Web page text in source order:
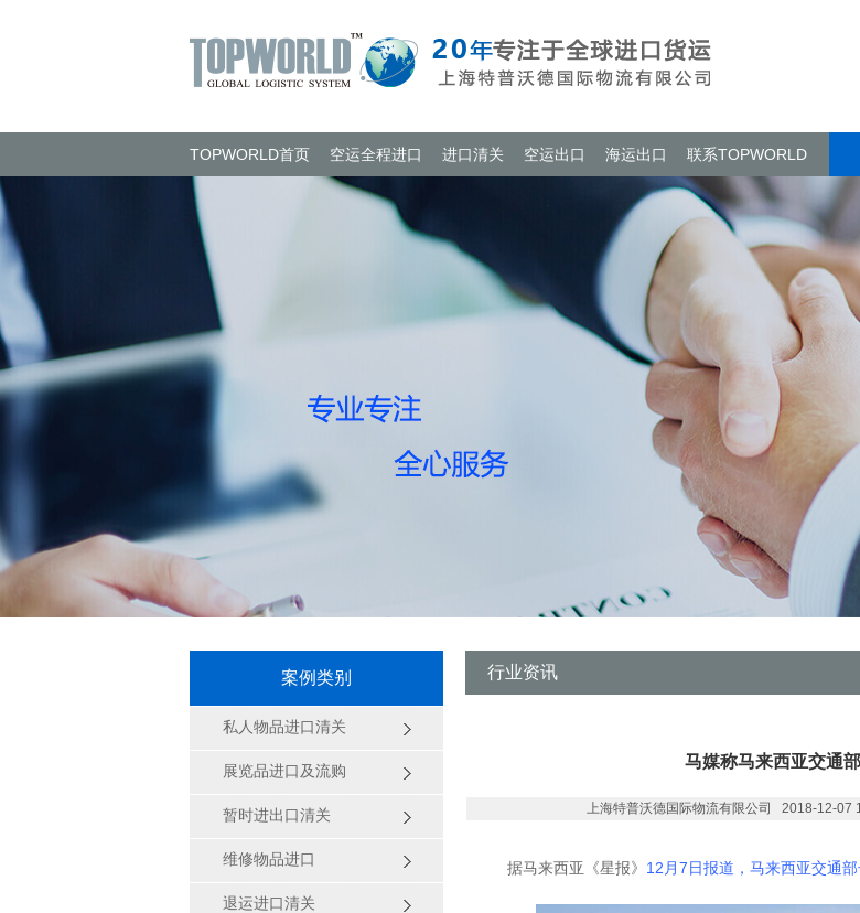
TOPWORLD首页 空运全程进口 进口清关 空运出口 海运出口 联系TOPWORLD
案例类别
私人物品进口清关
展览品进口及流购
暂时进出口清关
维修物品进口
退运进口清关
行业资讯
马媒称马来西亚交通
上海特普沃德国际物流有限公司 2018-12-07
据马来西亚《星报》 12月7日报道，马来西亚交通